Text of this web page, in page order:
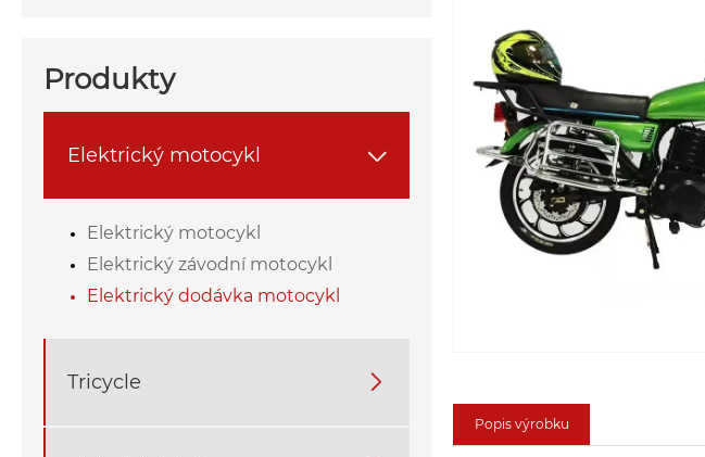
Produkty
Elektrický motocykl 
Elektrický motocykl
Elektrický závodní motocykl
Elektrický dodávka motocykl
Tricycle 
Popis výrobku